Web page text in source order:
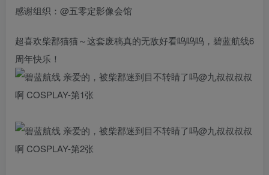
感谢组织：@五零定影像会馆
超喜欢柴郡猫猫～这套废稿真的无敌好看呜呜呜，碧蓝航线6
周年快乐！ ​​​